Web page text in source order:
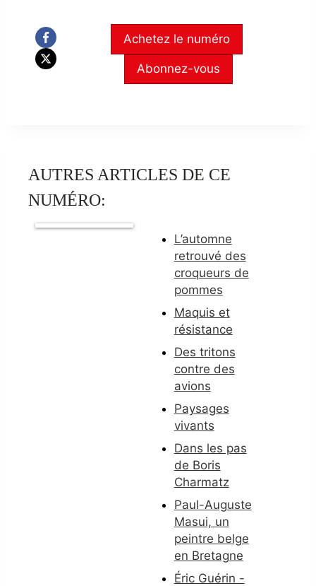
Achetez le numéro
Abonnez-vous
AUTRES ARTICLES DE CE
NUMÉRO:
L’automne
retrouvé des
croqueurs de
pommes
Maquis et
résistance
Des tritons
contre des
avions
Paysages
vivants
Dans les pas
de Boris
Charmatz
Paul-Auguste
Masui, un
peintre belge
en Bretagne
Éric Guérin -